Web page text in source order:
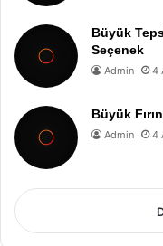
Büyük
Seçenek
Admin 4
Büyük
Admin 4